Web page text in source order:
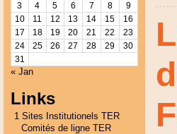
3
4 5 6 7 8
9
10
11 12 13 14 15
16
17
18 19 20 21 22
23
24
25 26 27 28 29
30
31
« Jan
Links
1 Sites Institutionels TER
Comités de ligne TER